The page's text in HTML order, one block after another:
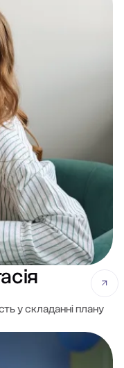
у складанні плану